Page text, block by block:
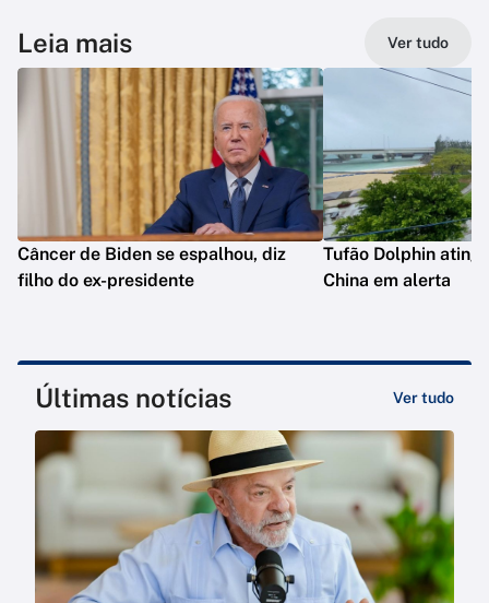
Leia mais Ver tudo
Câncer de Biden se espalhou, diz
filho do ex-presidente
Tufão Dolphin
China em alerta
Últimas notícias Ver tudo